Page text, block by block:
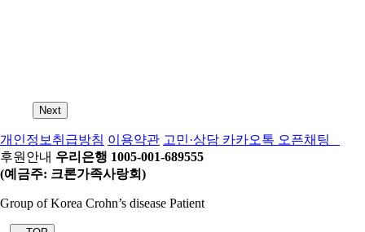
Next
개인정보취급방침 이용약관 고민·상담 카카오톡 오픈채팅
후원안내 우리은행 1005-001-689555
(예금주: 크론가족사랑회)
Group of Korea Crohn’s disease Patient